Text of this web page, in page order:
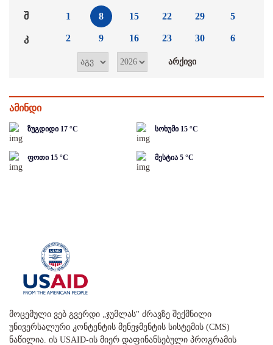
შ
კ
1
2
8
9
15
16
22
23
29
30
5
6
ამინდი
ზუგდიდი 17 °C სოხუმი 15 °C
ფოთი 15 °C მესტია 5 °C
მოცემული ვებ გვერდი „ჯუმლას" ძრავზე შექმნილი
უნივერსალური კონტენტის მენეჯმენტის სისტემის (CMS)
ნაწილია. ის USAID-ის მიერ დაფინანსებული პროგრამის